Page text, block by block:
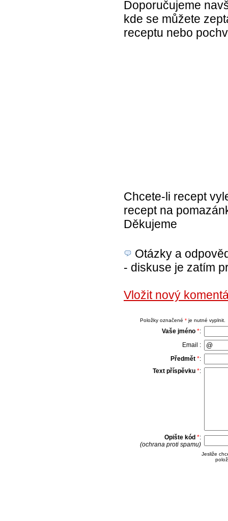
Doporučujeme
kde se můžete
receptu nebo
Chcete-li recept
recept na
Děkujeme
Otázky a
- diskuse je zatím
Vložit nový
Položky označené *je nutné vyplnit.
Vaše jméno *:
Email :
Předmět *:
Text příspěvku *:
Opište kód *:
(ochrana proti spamu)
Jesliže